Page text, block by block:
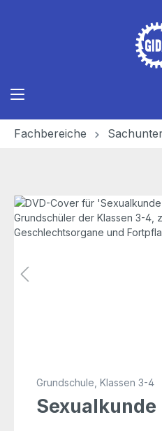
Fachbereiche
Bildergalerie überspringen
Grundschule, Klassen 3-4
Sexualkunde